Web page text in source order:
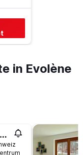
in Evolène
Chalet Les Rocailles